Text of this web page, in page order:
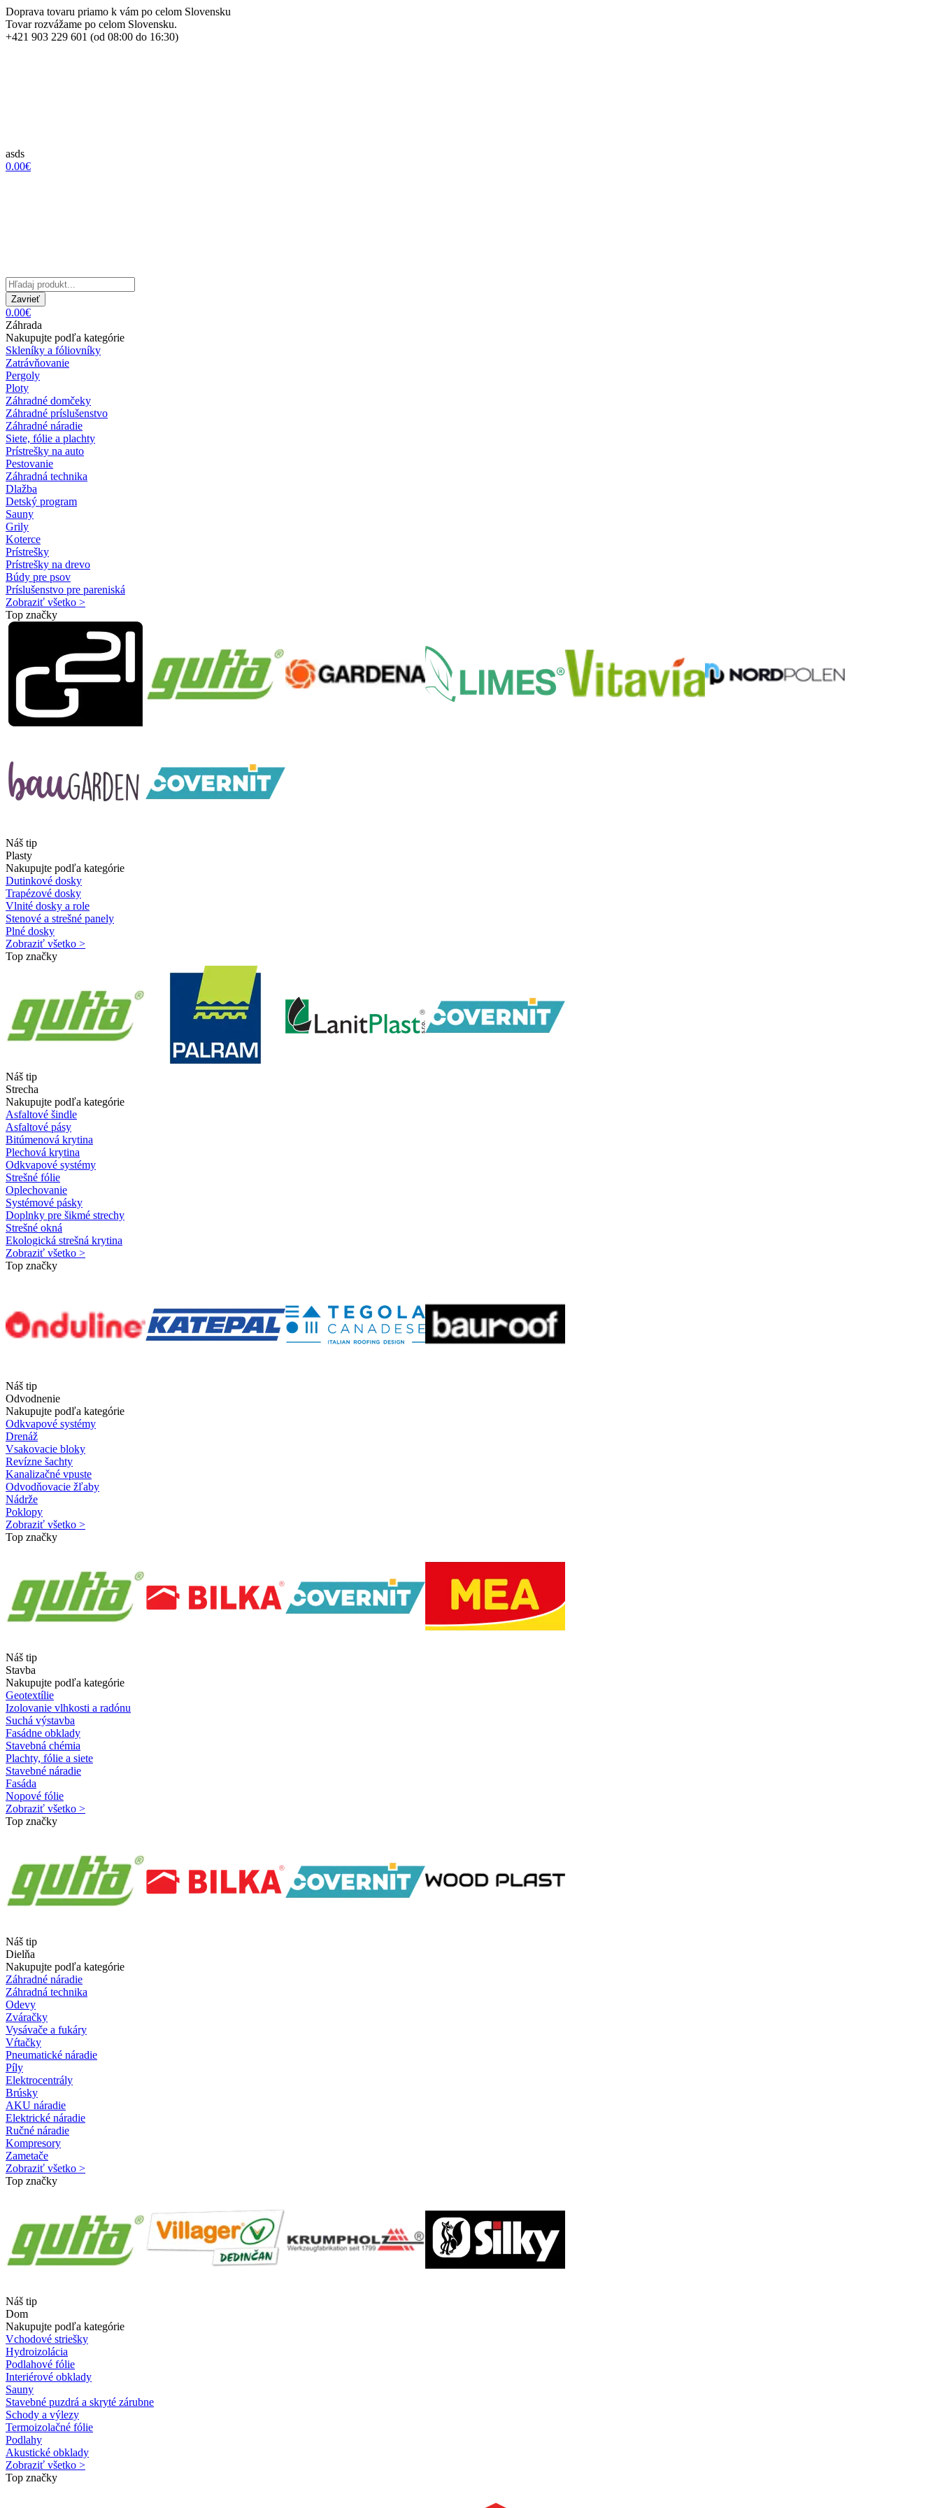
Doprava tovaru priamo k vám po celom Slovensku
Tovar rozvážame po celom Slovensku.
+421 903 229 601 (od 08:00 do 16:30)
asds
0.00€
Zavrieť
0.00€
Záhrada
Nakupujte podľa kategórie
Skleníky a fóliovníky
Zatrávňovanie
Pergoly
Ploty
Záhradné domčeky
Záhradné príslušenstvo
Záhradné náradie
Siete, fólie a plachty
Prístrešky na auto
Pestovanie
Záhradná technika
Dlažba
Detský program
Sauny
Grily
Koterce
Prístrešky
Prístrešky na drevo
Búdy pre psov
Príslušenstvo pre pareniská
Zobraziť všetko >
Top značky
Náš tip
Plasty
Nakupujte podľa kategórie
Dutinkové dosky
Trapézové dosky
Vlnité dosky a role
Stenové a strešné panely
Plné dosky
Zobraziť všetko >
Top značky
Náš tip
Strecha
Nakupujte podľa kategórie
Asfaltové šindle
Asfaltové pásy
Bitúmenová krytina
Plechová krytina
Odkvapové systémy
Strešné fólie
Oplechovanie
Systémové pásky
Doplnky pre šikmé strechy
Strešné okná
Ekologická strešná krytina
Zobraziť všetko >
Top značky
Náš tip
Odvodnenie
Nakupujte podľa kategórie
Odkvapové systémy
Drenáž
Vsakovacie bloky
Revízne šachty
Kanalizačné vpuste
Odvodňovacie žľaby
Nádrže
Poklopy
Zobraziť všetko >
Top značky
Náš tip
Stavba
Nakupujte podľa kategórie
Geotextílie
Izolovanie vlhkosti a radónu
Suchá výstavba
Fasádne obklady
Stavebná chémia
Plachty, fólie a siete
Stavebné náradie
Fasáda
Nopové fólie
Zobraziť všetko >
Top značky
Náš tip
Dielňa
Nakupujte podľa kategórie
Záhradné náradie
Záhradná technika
Odevy
Zváračky
Vysávače a fukáry
Vŕtačky
Pneumatické náradie
Píly
Elektrocentrály
Brúsky
AKU náradie
Elektrické náradie
Ručné náradie
Kompresory
Zametače
Zobraziť všetko >
Top značky
Náš tip
Dom
Nakupujte podľa kategórie
Vchodové striešky
Hydroizolácia
Podlahové fólie
Interiérové obklady
Sauny
Stavebné puzdrá a skryté zárubne
Schody a výlezy
Termoizolačné fólie
Podlahy
Akustické obklady
Zobraziť všetko >
Top značky